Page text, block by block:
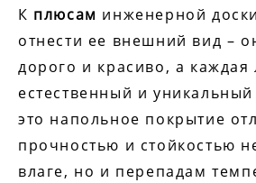
К плюсам инженерной
отнести ее внешний вид –
дорого и красиво, а
естественный и
это напольное покрытие
прочностью и стойкостью
влаге, но и перепадам